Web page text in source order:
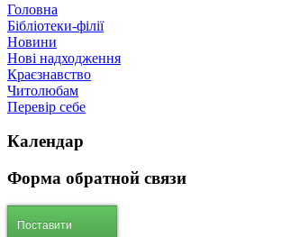
Головна
Бібліотеки-філії
Новини
Нові надходження
Краєзнавство
Читолюбам
Перевір себе
Календар
Форма обратной связи
Поставити